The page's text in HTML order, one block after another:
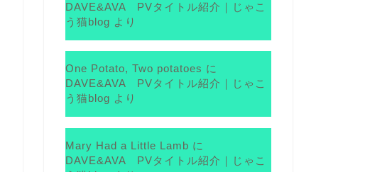
DAVE&AVA PVタイトル紹介｜じゃこ
う猫blog より
One Potato, Two potatoes に
DAVE&AVA PVタイトル紹介｜じゃこ
う猫blog より
Mary Had a Little Lamb に
DAVE&AVA PVタイトル紹介｜じゃこ